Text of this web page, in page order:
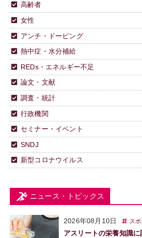
高齢者
女性
アンチ・ドーピング
熱中症・水分補給
REDs・エネルギー不足
論文・文献
調査・統計
行政機関
セミナー・イベント
SNDJ
新型コロナウイルス
ニュース・トピックス
2026年08月10日 ス
アスリートの栄養知識